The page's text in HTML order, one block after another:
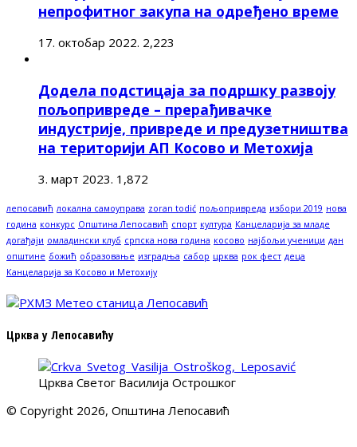
непрофитног закупа на одређено време
17. октобар 2022. 2,223
Додела подстицаја за подршку развоју
пољопривреде – прерађивачке
индустрије, привреде и предузетништва
на територији АП Косово и Метохија
3. март 2023. 1,872
лепосавић локална самоуправа zoran todić пољопривреда избори 2019 нова
година конкурс Општина Лепосавић спорт култура Канцеларија за младе
догађаји омладински клуб српска нова година косово најбољи ученици дан
општине божић образовање изградња сабор црква рок фест деца
Канцеларија за Косово и Метохију
Црква у Лепосавићу
Црква Светог Василија Острошког
© Copyright 2026, Општина Лепосавић